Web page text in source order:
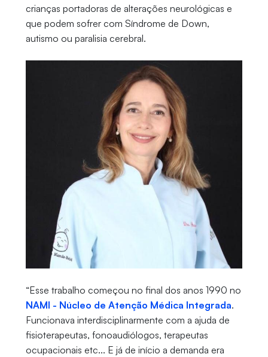
crianças portadoras de alterações neurológicas e
que podem sofrer com Síndrome de Down,
autismo ou paralisia cerebral.
“Esse trabalho começou no final dos anos 1990 no
NAMI - Núcleo de Atenção Médica Integrada.
Funcionava interdisciplinarmente com a ajuda de
fisioterapeutas, fonoaudiólogos, terapeutas
ocupacionais etc... E já de início a demanda era